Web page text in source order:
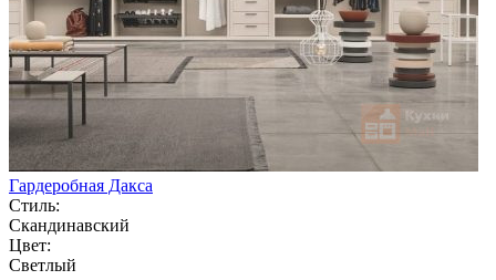
Гардеробная Дакса
Стиль:
Скандинавский
Цвет:
Светлый